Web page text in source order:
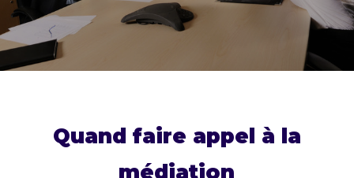
Quand faire appel à la
médiation